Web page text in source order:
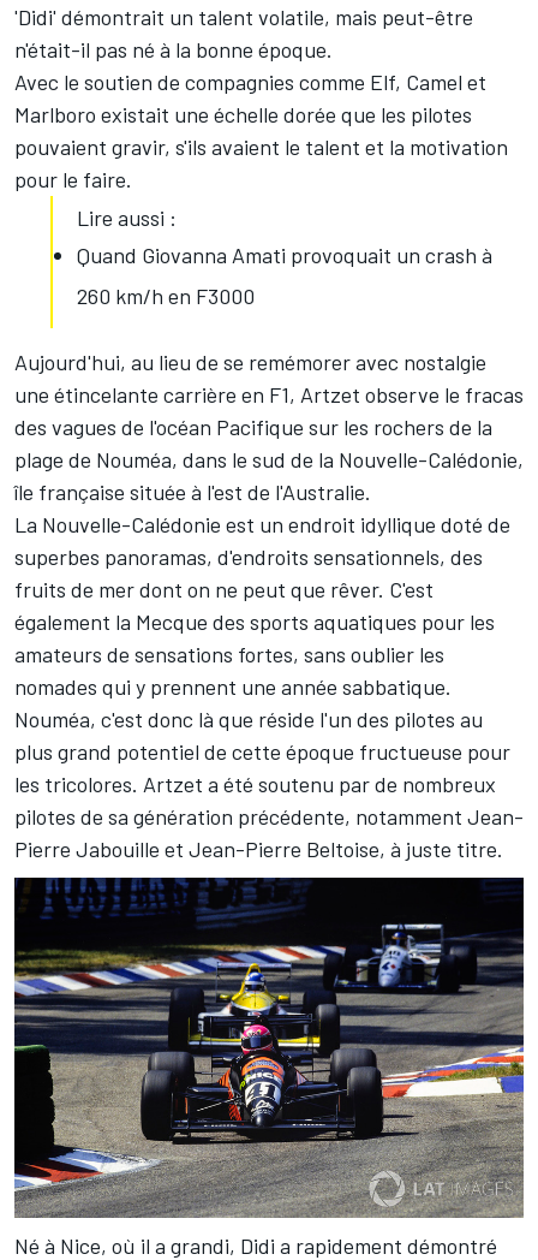
'Didi' démontrait un talent volatile, mais peut-être
n'était-il pas né à la bonne époque.
Avec le soutien de compagnies comme Elf, Camel et
Marlboro existait une échelle dorée que les pilotes
pouvaient gravir, s'ils avaient le talent et la motivation
pour le faire.
Lire aussi :
Quand Giovanna Amati provoquait un crash à
260 km/h en F3000
Aujourd'hui, au lieu de se remémorer avec nostalgie
une étincelante carrière en F1, Artzet observe le fracas
des vagues de l'océan Pacifique sur les rochers de la
plage de Nouméa, dans le sud de la Nouvelle-Calédonie,
île française située à l'est de l'Australie.
La Nouvelle-Calédonie est un endroit idyllique doté de
superbes panoramas, d'endroits sensationnels, des
fruits de mer dont on ne peut que rêver. C'est
également la Mecque des sports aquatiques pour les
amateurs de sensations fortes, sans oublier les
nomades qui y prennent une année sabbatique.
Nouméa, c'est donc là que réside l'un des pilotes au
plus grand potentiel de cette époque fructueuse pour
les tricolores. Artzet a été soutenu par de nombreux
pilotes de sa génération précédente, notamment Jean-
Pierre Jabouille et Jean-Pierre Beltoise, à juste titre.
Né à Nice, où il a grandi, Didi a rapidement démontré